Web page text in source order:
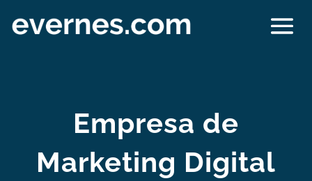
Empresa de
Marketing Digital